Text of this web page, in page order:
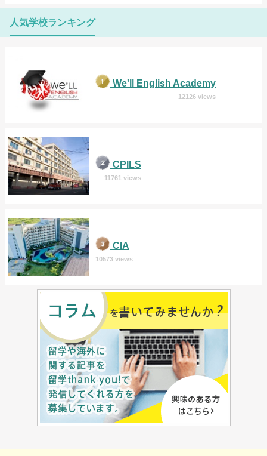
人気学校ランキング
We'll English Academy
12126 views
CPILS
11761 views
CIA
10573 views